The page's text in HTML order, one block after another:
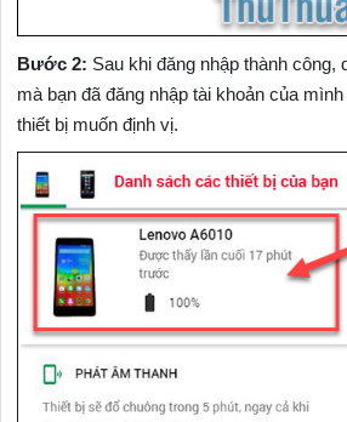
Bước 2: Sau khi đăng nhập thành công,
mà bạn đã đăng nhập tài khoản của
thiết bị muốn định vị.